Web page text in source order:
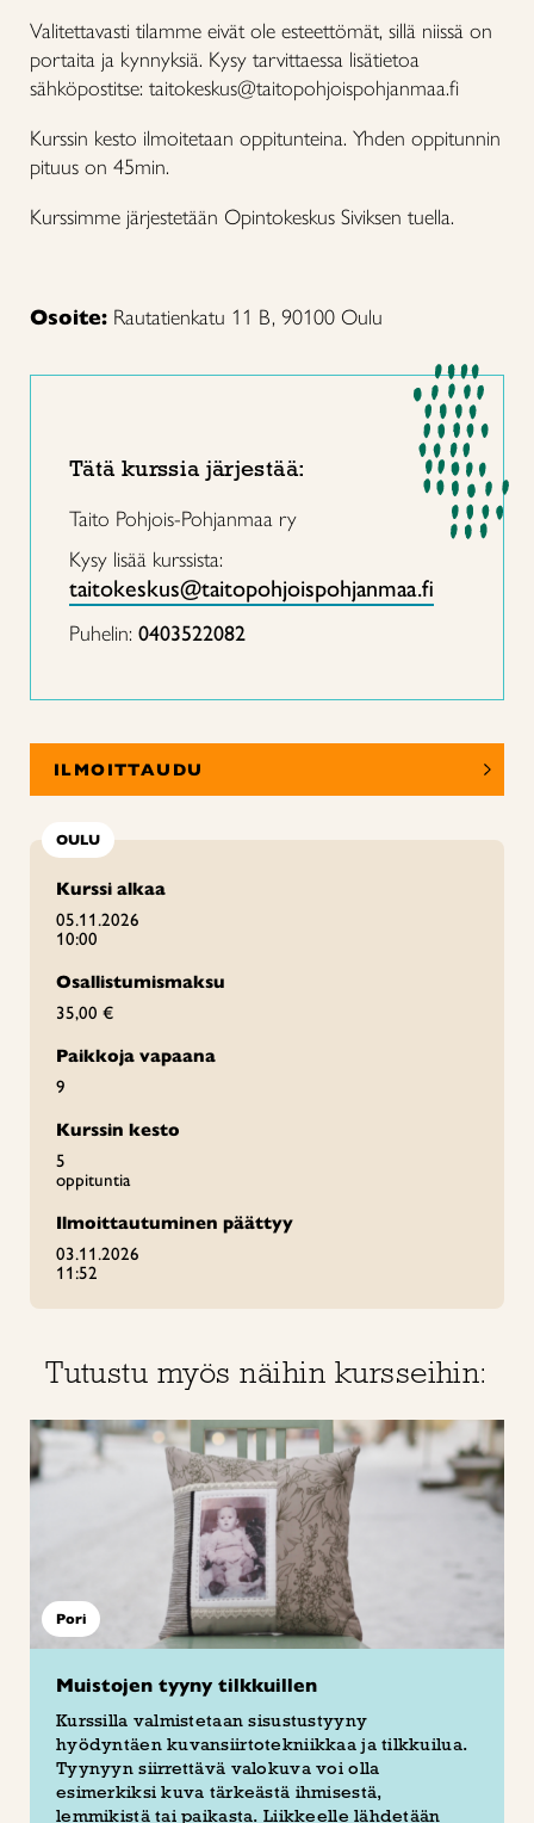
Valitettavasti tilamme eivät ole esteettömät, sillä niissä on
portaita ja kynnyksiä. Kysy tarvittaessa lisätietoa
sähköpostitse: taitokeskus@taitopohjoispohjanmaa.fi
Kurssin kesto ilmoitetaan oppitunteina. Yhden oppitunnin
pituus on 45min.
Kurssimme järjestetään Opintokeskus Siviksen tuella.
Osoite: Rautatienkatu 11 B, 90100 Oulu
Tätä kurssia järjestää:
Taito Pohjois-Pohjanmaa ry
Kysy lisää kurssista:
taitokeskus@taitopohjoispohjanmaa.fi
Puhelin: 0403522082
ILMOITTAUDU
OULU
Kurssi alkaa
05.11.2026
10:00
Osallistumismaksu
35,00 €
Paikkoja vapaana
9
Kurssin kesto
5
oppituntia
Ilmoittautuminen päättyy
03.11.2026
11:52
Tutustu myös näihin kursseihin:
Pori
Muistojen tyyny tilkkuillen
Kurssilla valmistetaan sisustustyyny
hyödyntäen kuvansiirtotekniikkaa ja tilkkuilua.
Tyynyyn siirrettävä valokuva voi olla
esimerkiksi kuva tärkeästä ihmisestä,
lemmikistä tai paikasta. Liikkeelle lähdetään